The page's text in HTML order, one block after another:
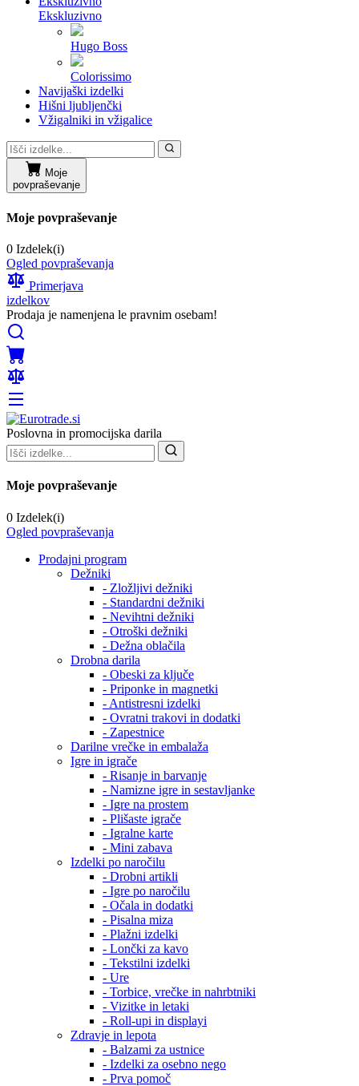
Ekskluzivno
Hugo Boss
Colorissimo
Navijaški izdelki
Hišni ljubljenčki
Vžigalniki in vžigalice
Moje
povpraševanje
Moje povpraševanje
0 Izdelek(i)
Ogled povpraševanja
Primerjava
izdelkov
Prodaja je namenjena le pravnim osebam!
Poslovna in promocijska darila
Moje povpraševanje
0 Izdelek(i)
Ogled povpraševanja
Prodajni program
Dežniki
- Zložljivi dežniki
- Standardni dežniki
- Nevihtni dežniki
- Otroški dežniki
- Dežna oblačila
Drobna darila
- Obeski za ključe
- Priponke in magnetki
- Antistresni izdelki
- Ovratni trakovi in dodatki
- Zapestnice
Darilne vrečke in embalaža
Igre in igrače
- Risanje in barvanje
- Namizne igre in sestavljanke
- Igre na prostem
- Plišaste igrače
- Igralne karte
- Mini zabava
Izdelki po naročilu
- Drobni artikli
- Igre po naročilu
- Očala in dodatki
- Pisalna miza
- Plažni izdelki
- Lončki za kavo
- Tekstilni izdelki
- Ure
- Torbice, vrečke in nahrbtniki
- Vizitke in letaki
- Roll-upi in displayi
Zdravje in lepota
- Balzami za ustnice
- Izdelki za osebno nego
- Prva pomoč